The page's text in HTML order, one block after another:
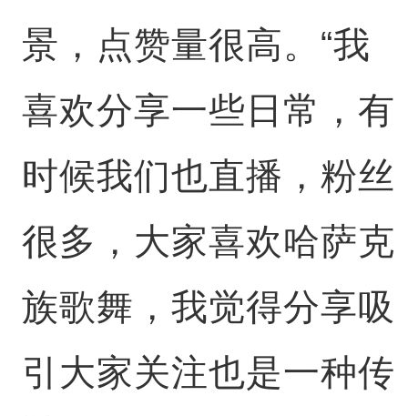
景，点赞量很高。“我
喜欢分享一些日常，有
时候我们也直播，粉丝
很多，大家喜欢哈萨克
族歌舞，我觉得分享吸
引大家关注也是一种传